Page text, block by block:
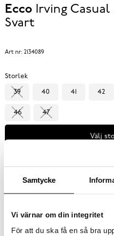
Samtycke
Vi värnar om din integritet
För att du ska få en så bra
Ecco Irving Casual
Svart
Art nr: 2134089
Storlek
39 40 41 42
46 47
Välj
Produktbeskrivning
Irving, slip-in skor i svart mocka